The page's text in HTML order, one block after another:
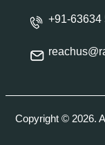
+91-63634
Copyright © 2026.